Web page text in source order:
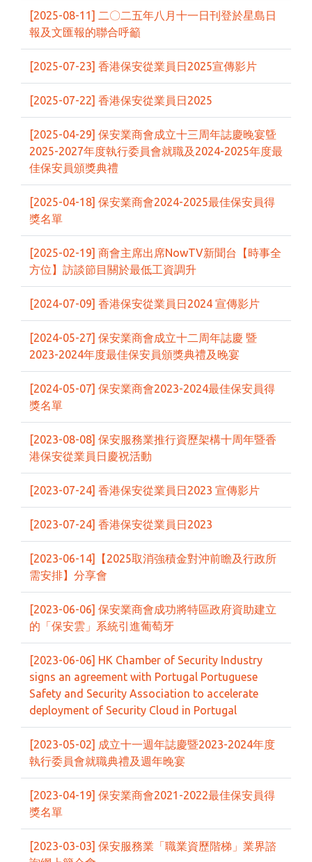
[2025-08-11] 二〇二五年八月十一日刊登於星島日
報及文匯報的聯合呼籲
[2025-07-23] 香港保安從業員日2025宣傳影片
[2025-07-22] 香港保安從業員日2025
[2025-04-29] 保安業商會成立十三周年誌慶晚宴曁
2025-2027年度執行委員會就職及2024-2025年度最
佳保安員頒獎典禮
[2025-04-18] 保安業商會2024-2025最佳保安員得
獎名單
[2025-02-19] 商會主席出席NowTV新聞台【時事全
方位】訪談節目關於最低工資調升
[2024-07-09] 香港保安從業員日2024 宣傳影片
[2024-05-27] 保安業商會成立十二周年誌慶 暨
2023-2024年度最佳保安員頒獎典禮及晚宴
[2024-05-07] 保安業商會2023-2024最佳保安員得
獎名單
[2023-08-08] 保安服務業推行資歷架構十周年暨香
港保安從業員日慶祝活動
[2023-07-24] 香港保安從業員日2023 宣傳影片
[2023-07-24] 香港保安從業員日2023
[2023-06-14]【2025取消強積金對沖前瞻及行政所
需安排】分享會
[2023-06-06] 保安業商會成功將特區政府資助建立
的「保安雲」系統引進葡萄牙
[2023-06-06] HK Chamber of Security Industry
signs an agreement with Portugal Portuguese
Safety and Security Association to accelerate
deployment of Security Cloud in Portugal
[2023-05-02] 成立十一週年誌慶暨2023-2024年度
執行委員會就職典禮及週年晚宴
[2023-04-19] 保安業商會2021-2022最佳保安員得
獎名單
[2023-03-03] 保安服務業「職業資歷階梯」業界諮